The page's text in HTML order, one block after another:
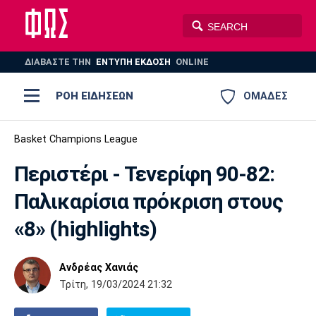
ΔΙΑΒΑΣΤΕ THN ΕΝΤΥΠΗ ΕΚΔΟΣΗ ONLINE
ΟΜΑΔΕΣ
ΡΟΗ ΕΙΔΗΣΕΩΝ
ΠΟΔΟΣΦΑΙΡΟ
ΣΠΟΡ
AUTO-MOTO PLUS
Ποδόσφαιρο
Super League 1
Super League 2
Γ Εθνική
Ελλάδα
Μπάσκετ
Ελλάδα
Εθνική
EuroLeague
Ολυμπιακοί Αγώνες
Βόλεϊ
Πόλο
Ολυμπιακός ΑΕΚ ΠΑΟΚ
Παναθηναϊκός Ατρόμητος
Basket Champions League
Περιστέρι - Τενερίφη 90-82:
Παλικαρίσια πρόκριση στους
«8» (highlights)
Ανδρέας Χανιάς
Τρίτη, 19/03/2024 21:32